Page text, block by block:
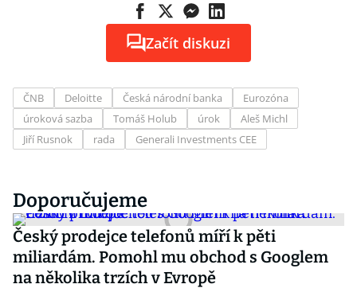
Začít diskuzi
ČNB Deloitte Česká národní banka
Eurozóna
úroková sazba
Tomáš Holub úrok
Aleš Michl
Jiří Rusnok
rada Generali Investments CEE
Doporučujeme
Český prodejce telefonů míří k pěti
miliardám. Pomohl mu obchod s Googlem
na několika trzích v Evropě